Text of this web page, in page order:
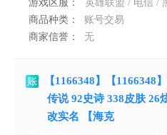
游戏区服：
英雄联盟 / 电信 /
商品种类：
账号交易
商家信誉：
无
【1166348】【1166348
传说 92史诗 338皮肤 26
改实名 【海克